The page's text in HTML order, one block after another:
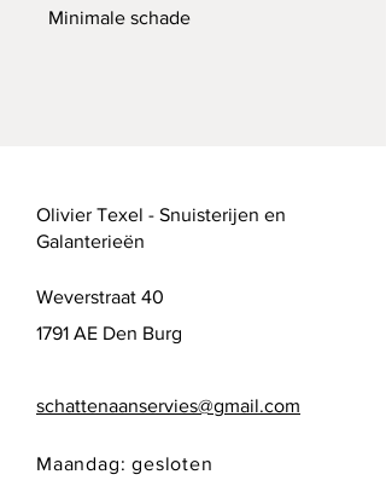
Minimale schade
Olivier Texel - Snuisterijen en
Galanterieën
Weverstraat 40
1791 AE Den Burg
schattenaanservies@gmail.com
Maandag: gesloten